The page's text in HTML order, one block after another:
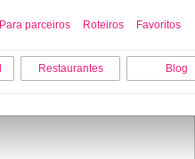
Para parceiros Roteiros Favoritos
Restaurantes Blog